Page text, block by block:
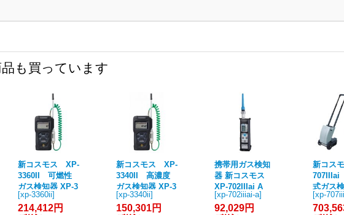
も買っています
新コスモス XP-
3360II 可燃性
ガス検知器 XP-3
360II シリーズ
コスモテクター
[xp-3360ii]
214,412円
新コスモス XP-
3340II 高濃度
ガス検知器 XP-3
340IIシリーズ コ
スモテクター 高
[xp-3340ii]
150,301円
携帯用ガス検知
器 新コスモス
XP-702IIIai A
可燃性ガス探知
器 都市ガス・LP
[xp-702iiiai-a]
92,029円
新コス
式ガス
線型半
市ガス
[xp-